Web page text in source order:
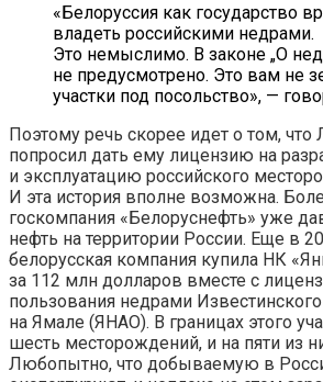
«Белоруссия как государство
владеть российскими недрами.
Это немыслимо. В законе „О
не предусмотрено. Это вам не
участки под посольство», —
Поэтому речь скорее идет о том,
попросил дать ему лицензию на
и эксплуатацию российского
И эта история вполне возможна.
госкомпания «Белоруснефть» уже
нефть на территории России. Еще в
белорусская компания купила НК
за 112 млн долларов вместе с
пользования недрами Известинского
на Ямале (ЯНАО). В границах этого
шесть месторождений, и на пяти из
Любопытно, что добываемую в